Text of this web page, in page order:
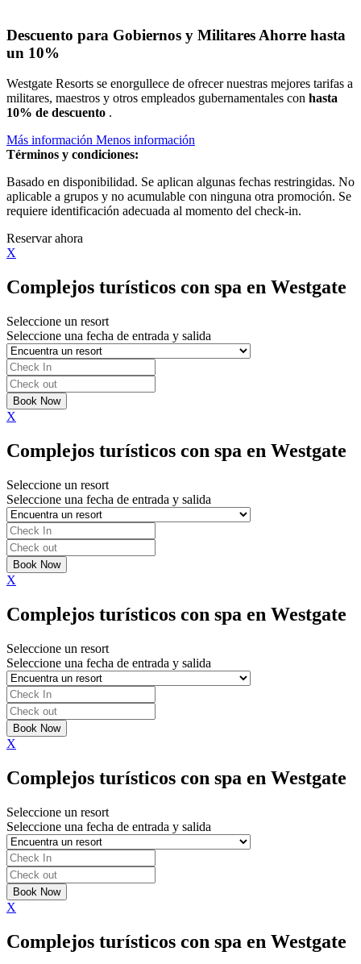
Descuento para Gobiernos y Militares Ahorre hasta
un 10%
Westgate Resorts se enorgullece de ofrecer nuestras mejores tarifas a
militares, maestros y otros empleados gubernamentales con hasta
10% de descuento .
Más información Menos información
Términos y condiciones:
Basado en disponibilidad. Se aplican algunas fechas restringidas. No
aplicable a grupos y no acumulable con ninguna otra promoción. Se
requiere identificación adecuada al momento del check-in.
Reservar ahora
X
Complejos turísticos con spa en Westgate
Seleccione un resort
Seleccione una fecha de entrada y salida
X
Complejos turísticos con spa en Westgate
Seleccione un resort
Seleccione una fecha de entrada y salida
X
Complejos turísticos con spa en Westgate
Seleccione un resort
Seleccione una fecha de entrada y salida
X
Complejos turísticos con spa en Westgate
Seleccione un resort
Seleccione una fecha de entrada y salida
X
Complejos turísticos con spa en Westgate